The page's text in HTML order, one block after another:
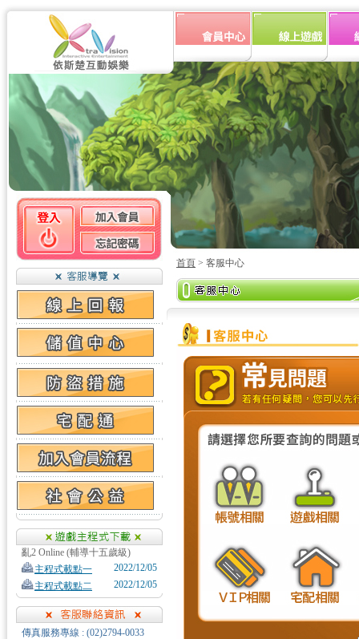
亂2 Online (輔導十五歲級)
主程式載點一
2022/12/05
主程式載點二
2022/12/05
傳真服務專線 : (02)2794-0033
首頁 > 客服中心